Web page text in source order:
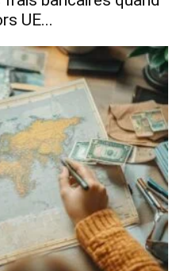
UE...